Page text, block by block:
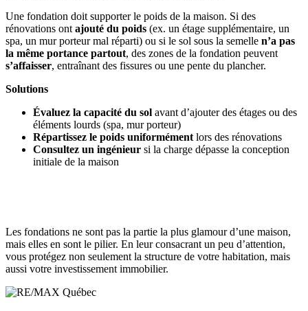
Une fondation doit supporter le poids de la maison. Si des
rénovations ont ajouté du poids (ex. un étage supplémentaire, un
spa, un mur porteur mal réparti) ou si le sol sous la semelle n’a pas
la même portance partout, des zones de la fondation peuvent
s’affaisser, entraînant des fissures ou une pente du plancher.
Solutions
Évaluez la capacité du sol avant d’ajouter des étages ou des
éléments lourds (spa, mur porteur)
Répartissez le poids uniformément lors des rénovations
Consultez un ingénieur si la charge dépasse la conception
initiale de la maison
Les fondations ne sont pas la partie la plus glamour d’une maison,
mais elles en sont le pilier. En leur consacrant un peu d’attention,
vous protégez non seulement la structure de votre habitation, mais
aussi votre investissement immobilier.